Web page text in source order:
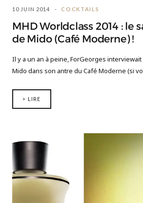
10 JUIN 2014 COCKTAILS
MHD Worldclass 2014 : le
de Mido (Café Moderne) !
Il y a un an à peine, ForGeorges interviewait
Mido dans son antre du Café Moderne (si
> LIRE